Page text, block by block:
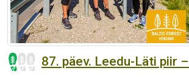
87. päev. Leedu-Läti piir